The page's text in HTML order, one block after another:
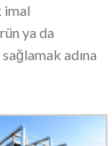
imal
ya da
sağlamak adına